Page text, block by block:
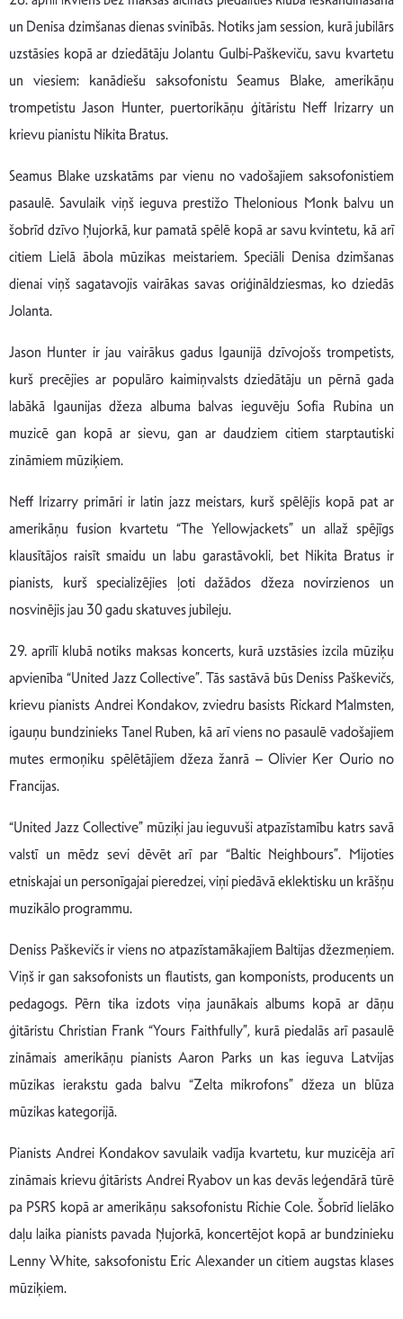
un Denisa dzimšanas dienas svinībās. Notiks jam session, kurā jubilārs
uzstāsies kopā ar dziedātāju Jolantu Gulbi-Paškeviču, savu kvartetu
un viesiem: kanādiešu saksofonistu Seamus Blake, amerikāņu
trompetistu Jason Hunter, puertorikāņu ģitāristu Neff Irizarry un
krievu pianistu Nikita Bratus.
Seamus Blake uzskatāms par vienu no vadošajiem saksofonistiem
pasaulē. Savulaik viņš ieguva prestižo Thelonious Monk balvu un
šobrīd dzīvo Ņujorkā, kur pamatā spēlē kopā ar savu kvintetu, kā arī
citiem Lielā ābola mūzikas meistariem. Speciāli Denisa dzimšanas
dienai viņš sagatavojis vairākas savas oriģināldziesmas, ko dziedās
Jolanta.
Jason Hunter ir jau vairākus gadus Igaunijā dzīvojošs trompetists,
kurš precējies ar populāro kaimiņvalsts dziedātāju un pērnā gada
labākā Igaunijas džeza albuma balvas ieguvēju Sofia Rubina un
muzicē gan kopā ar sievu, gan ar daudziem citiem starptautiski
zināmiem mūziķiem.
Neff Irizarry primāri ir latin jazz meistars, kurš spēlējis kopā pat ar
amerikāņu fusion kvartetu “The Yellowjackets” un allaž spējīgs
klausītājos raisīt smaidu un labu garastāvokli, bet Nikita Bratus ir
pianists, kurš specializējies ļoti dažādos džeza novirzienos un
nosvinējis jau 30 gadu skatuves jubileju.
29. aprīlī klubā notiks maksas koncerts, kurā uzstāsies izcila mūziķu
apvienība “United Jazz Collective”. Tās sastāvā būs Deniss Paškevičs,
krievu pianists Andrei Kondakov, zviedru basists Rickard Malmsten,
igauņu bundzinieks Tanel Ruben, kā arī viens no pasaulē vadošajiem
mutes ermoņiku spēlētājiem džeza žanrā – Olivier Ker Ourio no
Francijas.
“United Jazz Collective” mūziķi jau ieguvuši atpazīstamību katrs savā
valstī un mēdz sevi dēvēt arī par “Baltic Neighbours”. Mijoties
etniskajai un personīgajai pieredzei, viņi piedāvā eklektisku un krāšņu
muzikālo programmu.
Deniss Paškevičs ir viens no atpazīstamākajiem Baltijas džezmeņiem.
Viņš ir gan saksofonists un flautists, gan komponists, producents un
pedagogs. Pērn tika izdots viņa jaunākais albums kopā ar dāņu
ģitāristu Christian Frank “Yours Faithfully”, kurā piedalās arī pasaulē
zināmais amerikāņu pianists Aaron Parks un kas ieguva Latvijas
mūzikas ierakstu gada balvu “Zelta mikrofons” džeza un blūza
mūzikas kategorijā.
Pianists Andrei Kondakov savulaik vadīja kvartetu, kur muzicēja arī
zināmais krievu ģitārists Andrei Ryabov un kas devās leģendārā tūrē
pa PSRS kopā ar amerikāņu saksofonistu Richie Cole. Šobrīd lielāko
daļu laika pianists pavada Ņujorkā, koncertējot kopā ar bundzinieku
Lenny White, saksofonistu Eric Alexander un citiem augstas klases
mūziķiem.